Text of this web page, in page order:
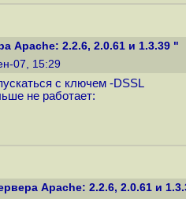
Apache: 2.2.6, 2.0.61 и 1.3.39 "
07, 15:29
c ключем -DSSL
не работает:
Apache: 2.2.6, 2.0.61 и